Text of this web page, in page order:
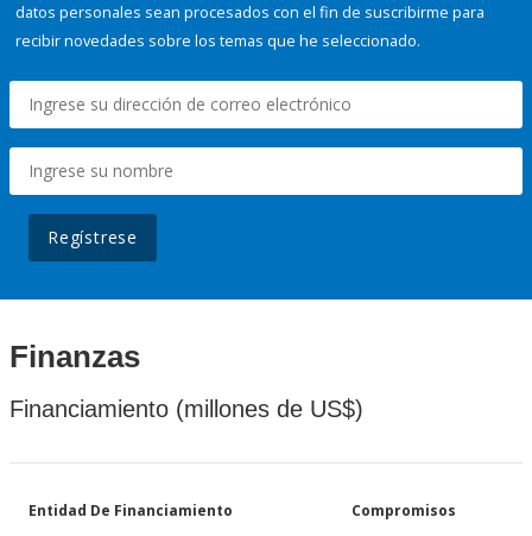
datos personales sean procesados con el fin de suscribirme para
recibir novedades sobre los temas que he seleccionado.
Regístrese
Finanzas
Financiamiento (millones de US$)
Entidad De Financiamiento Compromisos